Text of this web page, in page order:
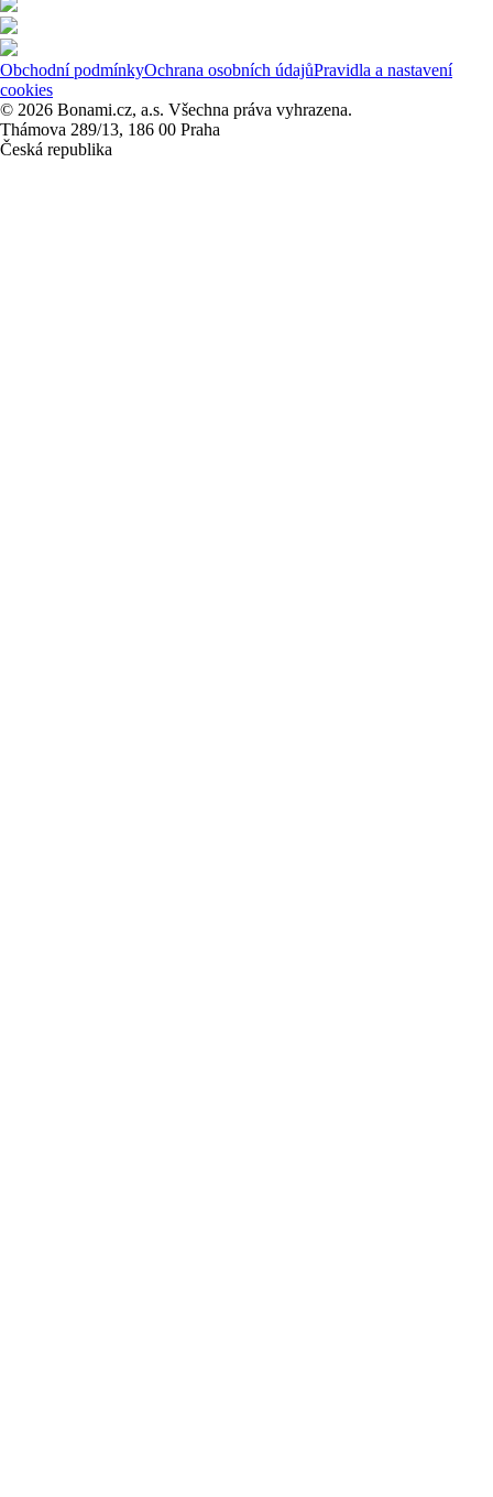
Obchodní podmínkyOchrana osobních údajůPravidla a nastavení
cookies
© 2026 Bonami.cz, a.s. Všechna práva vyhrazena.
Thámova 289/13, 186 00 Praha
Česká republika